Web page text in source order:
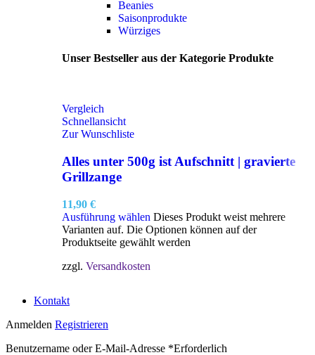
Beanies
Saisonprodukte
Würziges
Unser Bestseller aus der Kategorie Produkte
Vergleich
Schnellansicht
Zur Wunschliste
Alles unter 500g ist Aufschnitt | gravierte
Grillzange
11,90 €
Ausführung wählen Dieses Produkt weist mehrere
Varianten auf. Die Optionen können auf der
Produktseite gewählt werden
zzgl. Versandkosten
Kontakt
Anmelden Registrieren
Benutzername oder E-Mail-Adresse *Erforderlich